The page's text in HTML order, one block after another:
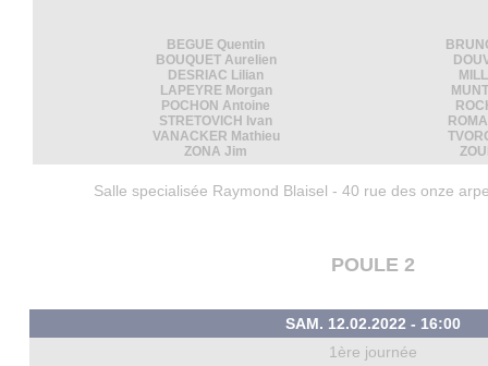
BEGUE Quentin
BOUQUET Aurelien
DESRIAC Lilian
LAPEYRE Morgan
POCHON Antoine
STRETOVICH Ivan
VANACKER Mathieu
ZONA Jim
Salle specialisée Raymond Blaisel - 40 rue des onze
POULE 2
SAM. 12.02.2022 - 16:00
1ère journée